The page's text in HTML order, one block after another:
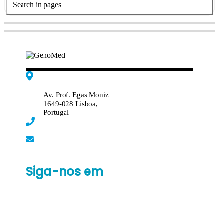
Search in pages
Av. Prof. Egas Moniz
1649-028 Lisboa,
Portugal
Siga-nos em